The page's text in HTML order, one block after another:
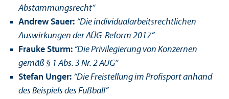
Abstammungsrecht”
Andrew Sauer: “Die individualarbeitsrechtlichen
Auswirkungen der AÜG-Reform 2017”
Frauke Sturm: “Die Privilegierung von Konzernen
gemäß § 1 Abs. 3 Nr. 2 AÜG”
Stefan Unger: “Die Freistellung im Profisport anhand
des Beispiels des Fußball”